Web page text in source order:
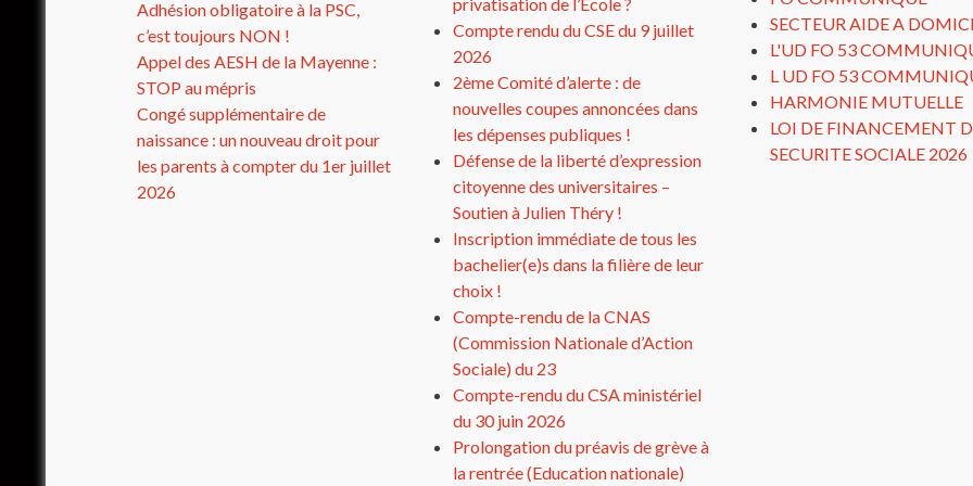
Adhésion obligatoire à la PSC,
c’est toujours NON !
Appel des AESH de la Mayenne :
STOP au mépris
Congé supplémentaire de
naissance : un nouveau droit pour
les parents à compter du 1er juillet
2026
Compte rendu du CSE du 9 juillet
2026
2ème Comité d’alerte : de
nouvelles coupes annoncées dans
les dépenses publiques !
Défense de la liberté d’expression
citoyenne des universitaires –
Soutien à Julien Théry !
Inscription immédiate de tous les
bachelier(e)s dans la filière de leur
choix !
Compte-rendu de la CNAS
(Commission Nationale d’Action
Sociale) du 23
Compte-rendu du CSA ministériel
du 30 juin 2026
Prolongation du préavis de grève à
la rentrée (Education nationale)
SECTEUR AIDE A
L'UD FO 53
L UD FO 53
HARMONIE MUTUELLE
LOI DE FINANCEMENT
SECURITE SOCIALE 2026